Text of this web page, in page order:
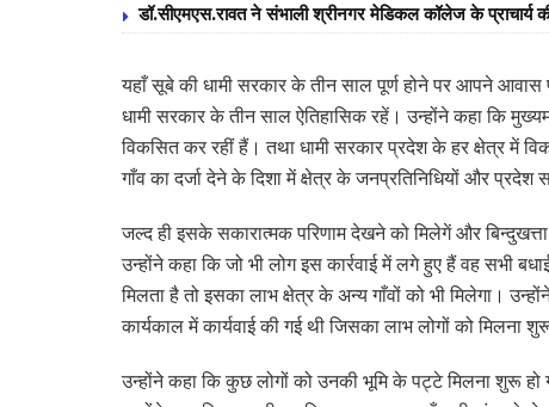
डॉ.सीएमएस.रावत ने संभाली श्रीनगर मेडिकल कॉलेज के
यहाँ सूबे की धामी सरकार के तीन साल पूर्ण होने पर आपने आवास
धामी सरकार के तीन साल ऐतिहासिक रहें। उन्होंने कहा कि
विकसित कर रहीं हैं। तथा धामी सरकार प्रदेश के हर क्षेत्र में
गाँव का दर्जा देने के दिशा में क्षेत्र के जनप्रतिनिधियों और प्रदेश
जल्द ही इसके सकारात्मक परिणाम देखने को मिलेगें और
उन्होंने कहा कि जो भी लोग इस कार्रवाई में लगे हुए हैं वह सभी
मिलता है तो इसका लाभ क्षेत्र के अन्य गाँवों को भी मिलेगा।
कार्यकाल में कार्यवाई की गई थी जिसका लाभ लोगों को मिलना
उन्होंने कहा कि कुछ लोगों को उनकी भूमि के पट्टे मिलना शुरू